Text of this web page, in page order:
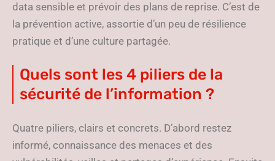
data sensible et prévoir des plans de reprise. C’est de
la prévention active, assortie d’un peu de résilience
pratique et d’une culture partagée.
Quels sont les 4 piliers de la
sécurité de l’information ?
Quatre piliers, clairs et concrets. D’abord restez
informé, connaissance des menaces et des